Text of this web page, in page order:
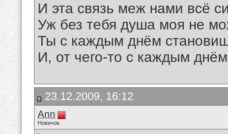
И эта связь меж нами всё
Уж без тебя душа моя не
Ты с каждым днём
И, от чего-то с каждым
23.12.2009, 16:12
Аnn
Новичок